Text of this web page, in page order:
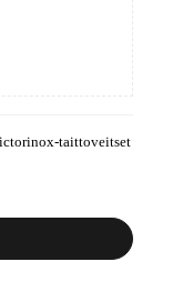
taittoveitset